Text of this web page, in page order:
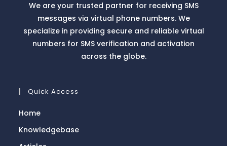
We are your trusted partner for receiving SMS
messages via virtual phone numbers. We
specialize in providing secure and reliable virtual
numbers for SMS verification and activation
across the globe.
Quick Access
Home
Knowledgebase